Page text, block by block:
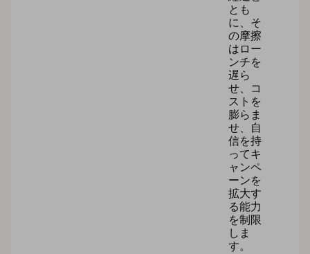
とも
に、そ
の摩擦
はロー
ンチを
遅ら
せ、コ
ストを
膨らま
せ、自
信を持
ってキ
ャンペ
ーンを
拡大す
る能力
を制限
しま
す。